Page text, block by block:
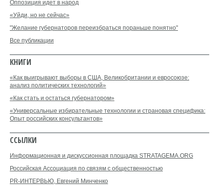
Оппозиция идет в народ
«Уйди, но не сейчас»
"Желание губернаторов переизбраться пораньше понятно"
Все публикации
КНИГИ
«Как выигрывают выборы в США, Великобритании и евросоюзе:
анализ политических технологий»
«Как стать и остаться губернатором»
«Универсальные избирательные технологии и страновая специфика:
Опыт российских консультантов»
ССЫЛКИ
Информационная и дискуссионная площадка STRATAGEMA.ORG
Российская Ассоциация по связям с общественностью
PR-ИНТЕРВЬЮ, Евгений Минченко